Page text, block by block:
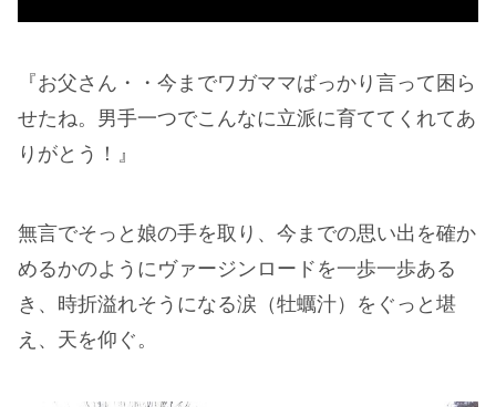
『お父さん・・今までワガママばっかり言って困ら
せたね。男手一つでこんなに立派に育ててくれてあ
りがとう！』
無言でそっと娘の手を取り、今までの思い出を確か
めるかのようにヴァージンロードを一歩一歩ある
き、時折溢れそうになる涙（牡蠣汁）をぐっと堪
え、天を仰ぐ。